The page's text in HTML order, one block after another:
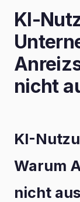
KI-
nicht
KI-
Warum
nicht